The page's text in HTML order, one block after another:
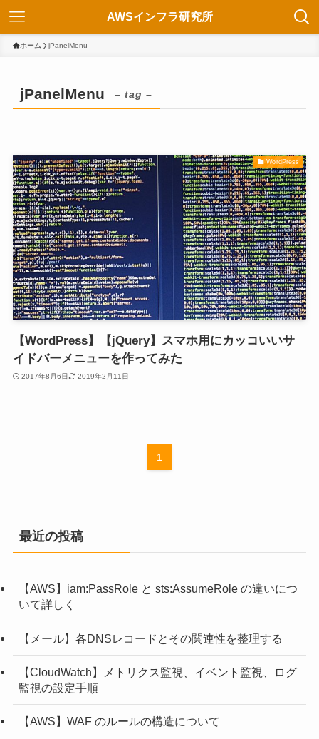
AWSインフラ研究所
ホーム jPanelMenu
jPanelMenu – tag –
WordPress
【WordPress】【jQuery】スマホ用にカッコいいサ
イドバーメニューを作ってみた
2017年8月6日 2019年2月11日
1
最近の投稿
【AWS】iam:PassRole と sts:AssumeRole の違いにつ
いて詳しく
【メール】各DNSレコードとその関連性を整理する
【CloudWatch】メトリクス監視、イベント監視、ログ
監視の設定手順
【AWS】WAF のルールの構造について